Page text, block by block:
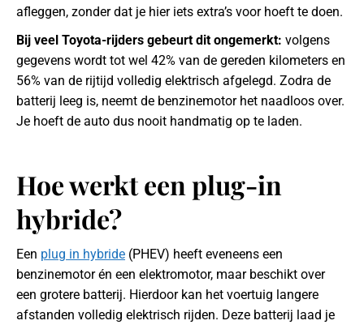
afleggen, zonder dat je hier iets extra’s voor hoeft te doen.
Bij veel Toyota-rijders gebeurt dit ongemerkt: volgens
gegevens wordt tot wel 42% van de gereden kilometers en
56% van de rijtijd volledig elektrisch afgelegd. Zodra de
batterij leeg is, neemt de benzinemotor het naadloos over.
Je hoeft de auto dus nooit handmatig op te laden.
Hoe werkt een plug-in
hybride?
Een plug in hybride (PHEV) heeft eveneens een
benzinemotor én een elektromotor, maar beschikt over
een grotere batterij. Hierdoor kan het voertuig langere
afstanden volledig elektrisch rijden. Deze batterij laad je